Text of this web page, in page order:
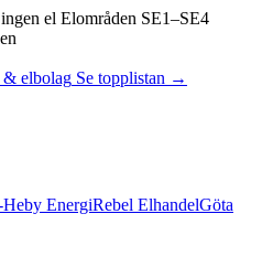
el Elområden SE1–SE4
& elbolag Se topplistan →
Heby EnergiRebel ElhandelGöta